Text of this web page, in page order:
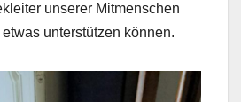
unserer Mitmenschen
unterstützen können.